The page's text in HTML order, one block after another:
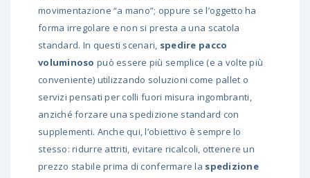
movimentazione “a mano”; oppure se l’oggetto ha
forma irregolare e non si presta a una scatola
standard. In questi scenari, spedire pacco
voluminoso può essere più semplice (e a volte più
conveniente) utilizzando soluzioni come pallet o
servizi pensati per colli fuori misura ingombranti,
anziché forzare una spedizione standard con
supplementi. Anche qui, l’obiettivo è sempre lo
stesso: ridurre attriti, evitare ricalcoli, ottenere un
prezzo stabile prima di confermare la spedizione